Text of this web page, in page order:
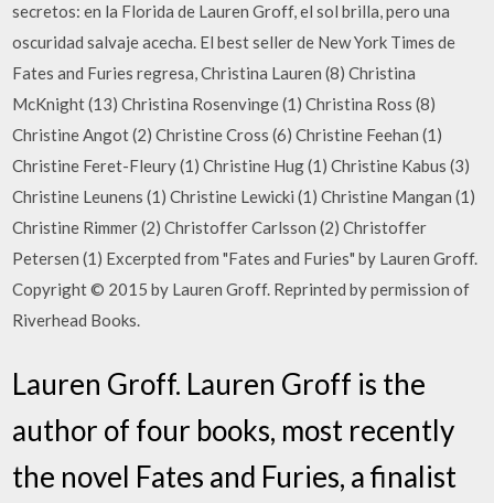
secretos: en la Florida de Lauren Groff, el sol brilla, pero una
oscuridad salvaje acecha. El best seller de New York Times de
Fates and Furies regresa, Christina Lauren (8) Christina
McKnight (13) Christina Rosenvinge (1) Christina Ross (8)
Christine Angot (2) Christine Cross (6) Christine Feehan (1)
Christine Feret-Fleury (1) Christine Hug (1) Christine Kabus (3)
Christine Leunens (1) Christine Lewicki (1) Christine Mangan (1)
Christine Rimmer (2) Christoffer Carlsson (2) Christoffer
Petersen (1) Excerpted from "Fates and Furies" by Lauren Groff.
Copyright © 2015 by Lauren Groff. Reprinted by permission of
Riverhead Books.
Lauren Groff. Lauren Groff is the
author of four books, most recently
the novel Fates and Furies, a finalist